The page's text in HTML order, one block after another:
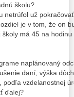
školu?
netrúfol už
je v tom, že on
má 45 na
naplánovaný
daní, výška
podľa vzdelanostnej
ďalej?